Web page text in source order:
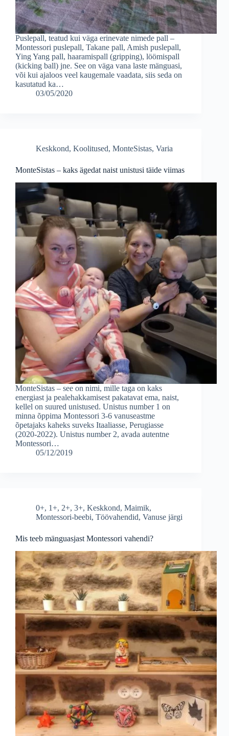
Puslepall, teatud kui väga erinevate nimede pall –
Montessori puslepall, Takane pall, Amish puslepall,
Ying Yang pall, haaramispall (gripping), löömispall
(kicking ball) jne. See on väga vana laste mänguasi,
või kui ajaloos veel kaugemale vaadata, siis seda on
kasutatud ka…
03/05/2020
Keskkond, Koolitused, MonteSistas, Varia
MonteSistas – kaks ägedat naist unistusi täide viimas
MonteSistas – see on nimi, mille taga on kaks
energiast ja pealehakkamisest pakatavat ema, naist,
kellel on suured unistused. Unistus number 1 on
minna õppima Montessori 3-6 vanuseastme
õpetajaks kaheks suveks Itaaliasse, Perugiasse
(2020-2022). Unistus number 2, avada autentne
Montessori…
05/12/2019
0+, 1+, 2+, 3+, Keskkond, Maimik,
Montessori-beebi, Töövahendid, Vanuse järgi
Mis teeb mänguasjast Montessori vahendi?